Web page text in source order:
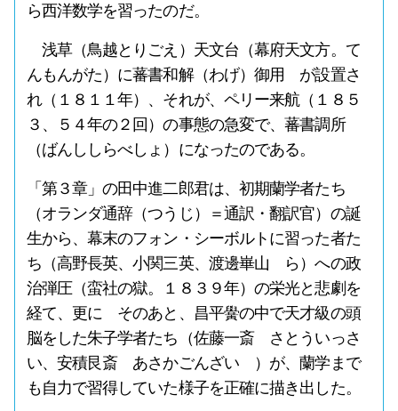
ら西洋数学を習ったのだ。
浅草（鳥越とりごえ）天文台（幕府天文方。て
んもんがた）に蕃書和解（わげ）御用 が設置さ
れ（１８１１年）、それが、ペリー来航（１８５
３、５４年の２回）の事態の急変で、蕃書調所
（ばんししらべしょ）になったのである。
「第３章」の田中進二郎君は、初期蘭学者たち
（オランダ通辞（つうじ）＝通訳・翻訳官）の誕
生から、幕末のフォン・シーボルトに習った者た
ち（高野長英、小関三英、渡邊崋山 ら）への政
治弾圧（蛮社の獄。１８３９年）の栄光と悲劇を
経て、更に そのあと、昌平黌の中で天才級の頭
脳をした朱子学者たち（佐藤一斎 さとういっさ
い、安積艮斎 あさかごんざい ）が、蘭学まで
も自力で習得していた様子を正確に描き出した。